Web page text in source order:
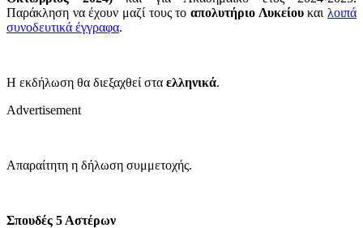
Παράκληση να έχουν μαζί τους το απολυτήριο Λυκείουκαι λοιπά
συνοδευτικά έγγραφα.
Η εκδήλωση θα διεξαχθεί στα ελληνικά.
Advertisement
Απαραίτητη η δήλωση συμμετοχής.
Σπουδές 5 Αστέρων